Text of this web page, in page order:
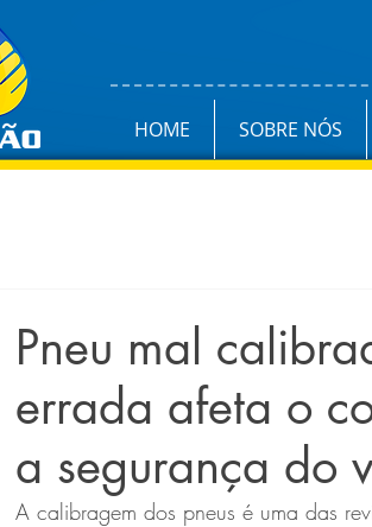
HOME SOBRE NÓS
Pneu mal
errada afeta o
a segurança do
A calibragem dos pneus é uma das